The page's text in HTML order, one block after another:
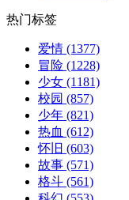
热门标签
爱情 (1377)
冒险 (1228)
少女 (1181)
校园 (857)
少年 (821)
热血 (612)
怀旧 (603)
故事 (571)
格斗 (561)